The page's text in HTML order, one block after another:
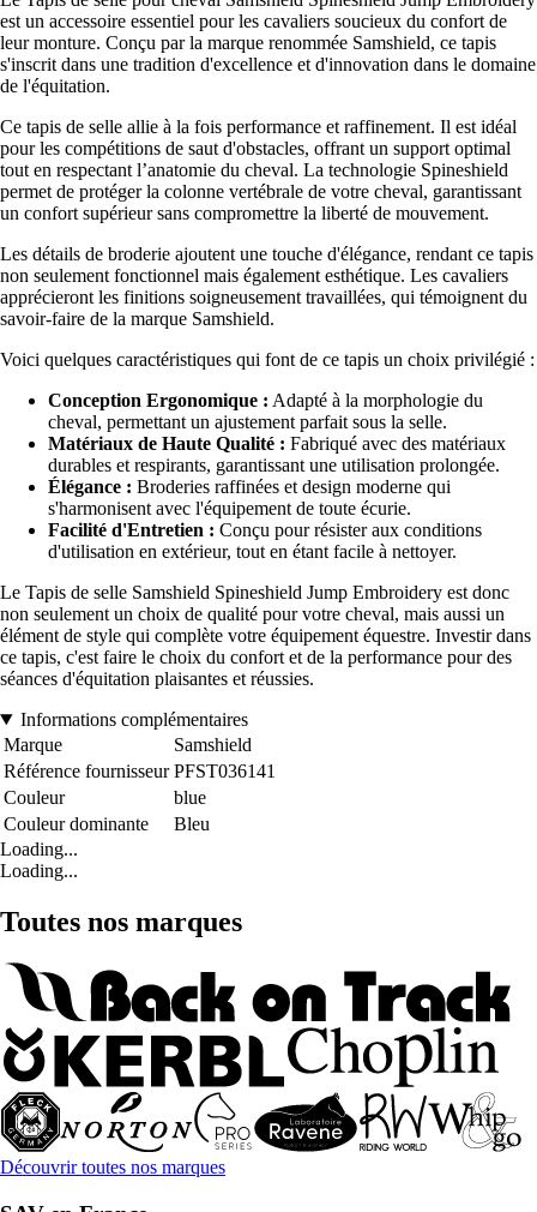
est un accessoire essentiel pour les cavaliers soucieux du confort de
leur monture. Conçu par la marque renommée Samshield, ce tapis
s'inscrit dans une tradition d'excellence et d'innovation dans le domaine
de l'équitation.
Ce tapis de selle allie à la fois performance et raffinement. Il est idéal
pour les compétitions de saut d'obstacles, offrant un support optimal
tout en respectant l’anatomie du cheval. La technologie Spineshield
permet de protéger la colonne vertébrale de votre cheval, garantissant
un confort supérieur sans compromettre la liberté de mouvement.
Les détails de broderie ajoutent une touche d'élégance, rendant ce tapis
non seulement fonctionnel mais également esthétique. Les cavaliers
apprécieront les finitions soigneusement travaillées, qui témoignent du
savoir-faire de la marque Samshield.
Voici quelques caractéristiques qui font de ce tapis un choix privilégié :
Conception Ergonomique : Adapté à la morphologie du
cheval, permettant un ajustement parfait sous la selle.
Matériaux de Haute Qualité : Fabriqué avec des matériaux
durables et respirants, garantissant une utilisation prolongée.
Élégance : Broderies raffinées et design moderne qui
s'harmonisent avec l'équipement de toute écurie.
Facilité d'Entretien : Conçu pour résister aux conditions
d'utilisation en extérieur, tout en étant facile à nettoyer.
Le Tapis de selle Samshield Spineshield Jump Embroidery est donc
non seulement un choix de qualité pour votre cheval, mais aussi un
élément de style qui complète votre équipement équestre. Investir dans
ce tapis, c'est faire le choix du confort et de la performance pour des
séances d'équitation plaisantes et réussies.
Informations complémentaires
Marque
Samshield
Référence fournisseur PFST036141
Couleur
blue
Couleur dominante
Bleu
Loading...
Loading...
Toutes nos marques
Découvrir toutes nos marques